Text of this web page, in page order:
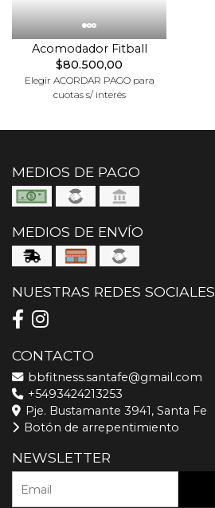
Acomodador Fitball
$80.500,00
Elegir ACORDAR PAGO para
cuotas s/ interés
MEDIOS DE PAGO
MEDIOS DE ENVÍO
NUESTRAS REDES SOCIALES
CONTACTO
bbfitness.santafe@gmail.com
+5493424213253
Pje. Bustamante 3941, Santa Fe
Botón de arrepentimiento
NEWSLETTER